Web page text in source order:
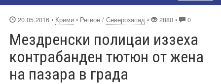
20.05.2016 • Крими • Регион / Северозапад • 2880 • 0
Мездренски полицаи иззеха
контрабанден тютюн от жена
на пазара в града